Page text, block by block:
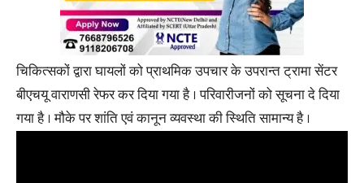
चिकित्सकों द्वारा घायलों को प्राथमिक उपचार के उपरान्त ट्रामा सेंटर
बीएचयू वाराणसी रेफर कर दिया गया है । परिवारीजनों को सूचना दे दिया
गया है । मौके पर शांति एवं कानून व्यवस्था की स्थिति सामान्य है ।